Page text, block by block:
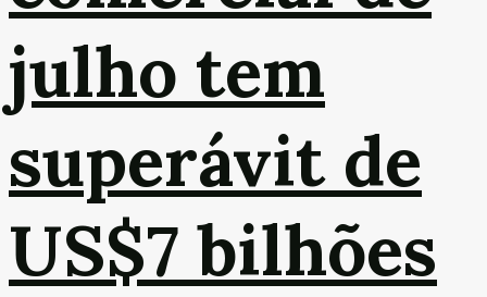
julho tem
superávit de
US$7 bilhões